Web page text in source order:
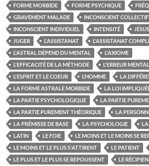
FORME MORBIDE
FORME PSYCHIQUE
GRAVEMENT MALADE
INCONSCIENT COLLECTIF
INCONSCIENT INDIVIDUEL
INTENSITÉ
JUGER
L'ASSISTANAT
L'ASSISTANAT
L'ASTRAL DÉPEND DU MENTAL
L'AXIOME
L'EFFICACITÉ DE LA MÉTHODE
L'ERREUR
L'ESPRIT ET LE COEUR
L’HOMME
LA
LA FORME ASTRALE MORBIDE
LA LOI
LA PARTIE PSYCHOLOGIQUE
LA PARTIE
LA PARTIE PUREMENT THÉORIQUE
LA
LA PRÉMISSE DE BASE
LA PSYCHOLOGIE
LATIN
LE FOIE
LE MOINS ET LE MOINS SE
LE MOINS ET LE PLUS S'ATTIRENT
LE PATIENT
LE PLUS ET LE PLUS SE REPOUSSENT
LE